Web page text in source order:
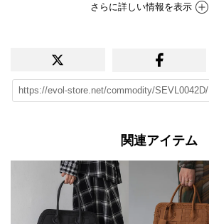
さらに詳しい情報を表示
関連アイテム